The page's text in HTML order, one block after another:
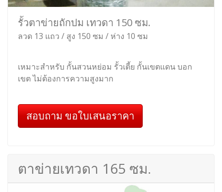
รั้วตาข่ายถักปม เทวดา 150 ซม.
ลวด 13 แถว / สูง 150 ซม / ห่าง 10 ซม
เหมาะสำหรับ กั้นสวนหย่อม รั้วเตี้ย กั้นเขตแดน บอก
เขต ไม่ต้องการความสูงมาก
สอบถาม ขอใบเสนอราคา
ตาข่ายเทวดา 165 ซม.